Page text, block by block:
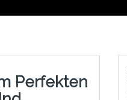
Perfekten